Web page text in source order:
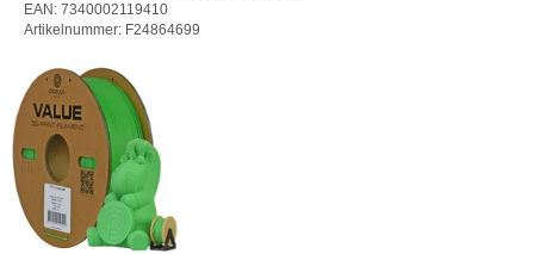
EAN: 7340002119410
Artikelnummer: F24864699